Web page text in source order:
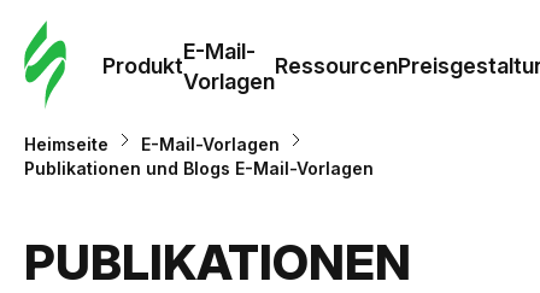
Produkt
E-Mail-
Vorlagen
Ressourcen
Heimseite
E-Mail-Vorlagen
Publikationen und Blogs E-Mail-Vorlagen
PUBLIKATIONEN